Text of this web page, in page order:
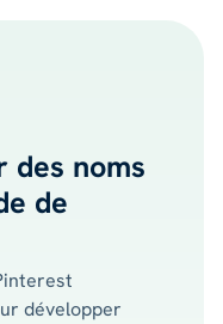
des noms
de
développer